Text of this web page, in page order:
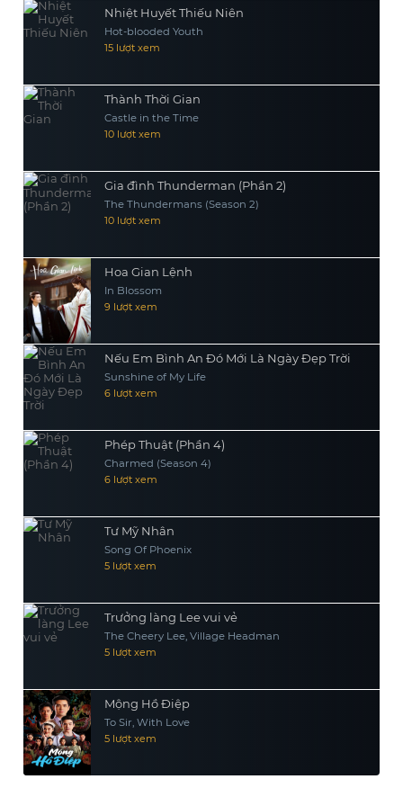
Nhiệt Huyết Thiếu Niên
Hot-blooded Youth
15 lượt xem
Thành Thời Gian
Castle in the Time
10 lượt xem
Gia đình Thunderman (Phần 2)
The Thundermans (Season 2)
10 lượt xem
Hoa Gian Lệnh
In Blossom
9 lượt xem
Nếu Em Bình An Đó Mới Là Ngày Đẹp Trời
Sunshine of My Life
6 lượt xem
Phép Thuật (Phần 4)
Charmed (Season 4)
6 lượt xem
Tư Mỹ Nhân
Song Of Phoenix
5 lượt xem
Trưởng làng Lee vui vẻ
The Cheery Lee, Village Headman
5 lượt xem
Mộng Hồ Điệp
To Sir, With Love
5 lượt xem